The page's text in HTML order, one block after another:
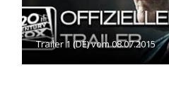
Trailer 1 (DE) vom 08.07.2015